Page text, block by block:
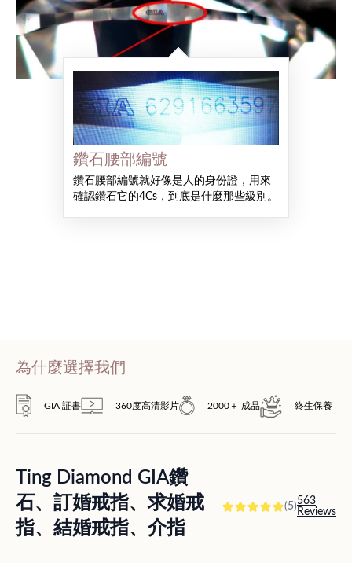
鑽石腰部編號
鑽石腰部編號就好像是人的身份證，用來
確認鑽石它的4Cs，到底是什麼那些級別。
為什麼選擇我們
GIA 証書 360度高清影片 2000＋ 成品 終生保養
Ting Diamond GIA鑽
石、訂婚戒指、求婚戒
指、結婚戒指、介指
(5)563
Reviews